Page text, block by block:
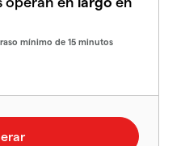
mínimo de 15 minutos